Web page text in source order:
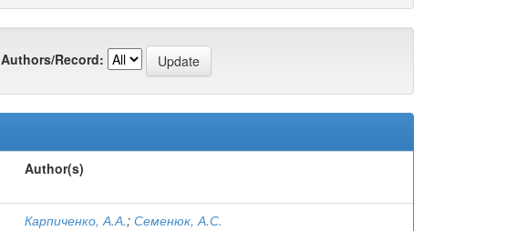
Authors/Record:
Author(s)
Карпиченко, А.А.; Семенюк, А.С.